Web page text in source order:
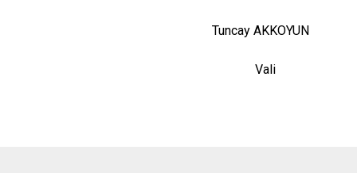
Tuncay AKKOYUN
Vali